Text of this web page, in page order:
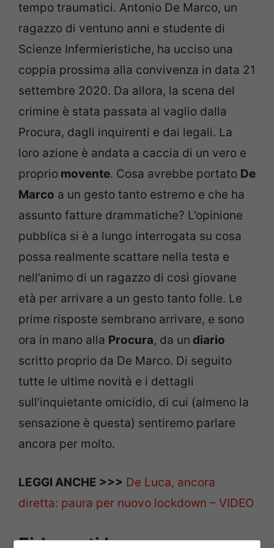
tempo traumatici. Antonio De Marco, un
ragazzo di ventuno anni e studente di
Scienze Infermieristiche, ha ucciso una
coppia prossima alla convivenza in data 21
settembre 2020. Da allora, la scena del
crimine è stata passata al vaglio dalla
Procura, dagli inquirenti e dai legali. La
loro azione è andata a caccia di un vero e
proprio movente. Cosa avrebbe portato De
Marco a un gesto tanto estremo e che ha
assunto fatture drammatiche? L’opinione
pubblica si è a lungo interrogata su cosa
possa realmente scattare nella testa e
nell’animo di un ragazzo di così giovane
età per arrivare a un gesto tanto folle. Le
prime risposte sembrano arrivare, e sono
ora in mano alla Procura, da un diario
scritto proprio da De Marco. Di seguito
tutte le ultime novità e i dettagli
sull’inquietante omicidio, di cui (almeno la
sensazione è questa) sentiremo parlare
ancora per molto.
LEGGI ANCHE >>> De Luca, ancora
diretta: paura per nuovo lockdown – VIDEO